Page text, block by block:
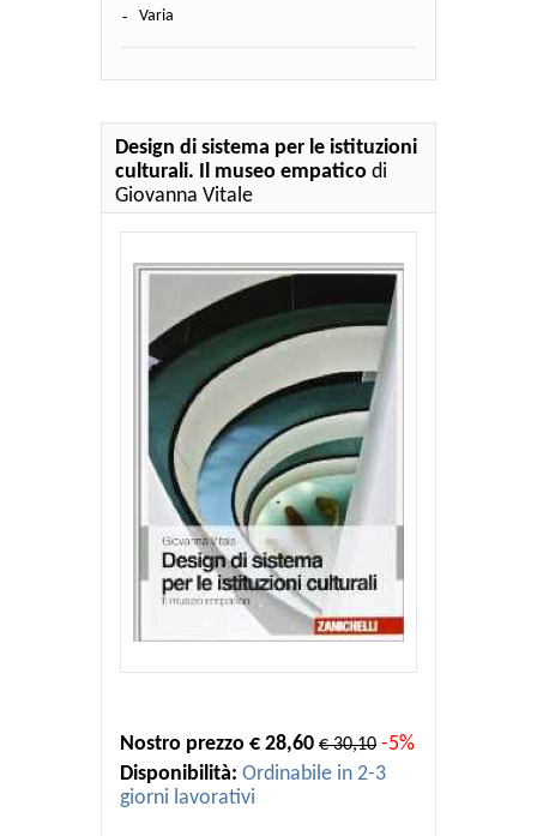
Varia
Design di sistema per le istituzioni
culturali. Il museo empatico di
Giovanna Vitale
Nostro prezzo € 28,60 € 30,10 -5%
Disponibilità: Ordinabile in 2-3
giorni lavorativi